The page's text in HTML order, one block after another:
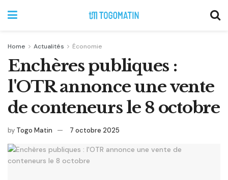
Home Actualités Économie
Enchères publiques :
l'OTR annonce une vente
de conteneurs le 8 octobre
by Togo Matin 7 octobre 2025